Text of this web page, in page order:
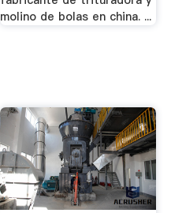
molino de bolas en china. ...